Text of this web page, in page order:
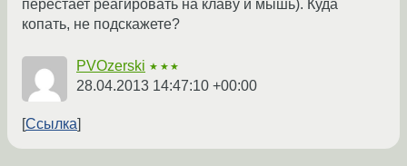
перестает реагировать на клаву и мышь). Куда
копать, не подскажете?
PVOzerski ★★★
28.04.2013 14:47:10 +00:00
Ссылка